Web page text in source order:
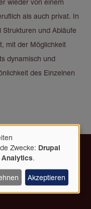
als auch privat. In
und Abläufe
mit der Möglichkeit
dynamisch und
des Einzelnen
Zwecke: Drupal
Analytics
Akzeptieren